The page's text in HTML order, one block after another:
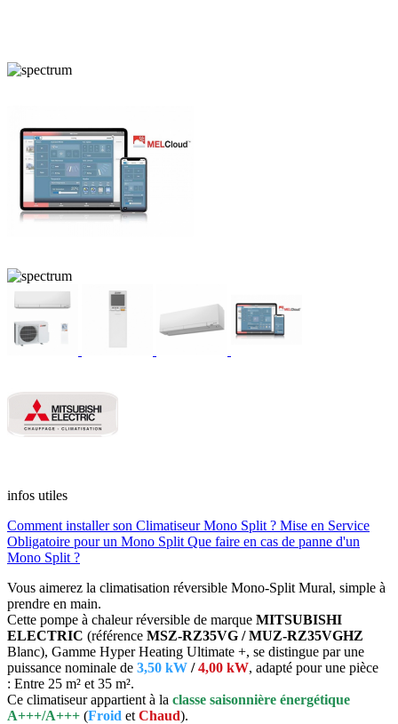
infos utiles
Comment installer son Climatiseur Mono Split ? Mise en Service
Obligatoire pour un Mono Split Que faire en cas de panne d'un
Mono Split ?
Vous aimerez la climatisation réversible Mono-Split Mural, simple à
prendre en main.
Cette pompe à chaleur réversible de marque MITSUBISHI
ELECTRIC (référence MSZ-RZ35VG / MUZ-RZ35VGHZ
Blanc), Gamme Hyper Heating Ultimate +, se distingue par une
puissance nominale de 3,50 kW /4,00 kW, adapté pour une pièce
: Entre 25 m² et 35 m².
Ce climatiseur appartient à la classe saisonnière énergétique
A+++/A+++ (Froid et Chaud).